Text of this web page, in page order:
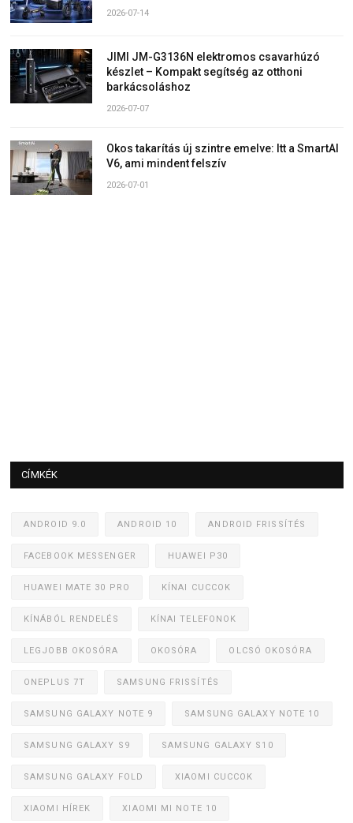
2026-07-14
JIMI JM-G3136N elektromos csavarhúzó
készlet – Kompakt segítség az otthoni
barkácsoláshoz
2026-07-07
Okos takarítás új szintre emelve: Itt a SmartAI
V6, ami mindent felszív
2026-07-01
CÍMKÉK
ANDROID 9.0 ANDROID 10 ANDROID FRISSÍTÉS
FACEBOOK MESSENGER HUAWEI P30
HUAWEI MATE 30 PRO KÍNAI CUCCOK
KÍNÁBÓL RENDELÉS KÍNAI TELEFONOK
LEGJOBB OKOSÓRA OKOSÓRA OLCSÓ OKOSÓRA
ONEPLUS 7T SAMSUNG FRISSÍTÉS
SAMSUNG GALAXY NOTE 9 SAMSUNG GALAXY NOTE 10
SAMSUNG GALAXY S9 SAMSUNG GALAXY S10
SAMSUNG GALAXY FOLD XIAOMI CUCCOK
XIAOMI HÍREK XIAOMI MI NOTE 10